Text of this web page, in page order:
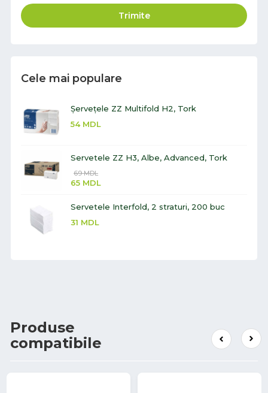
Trimite
Cele mai populare
Șervețele ZZ Multifold H2, Tork
54 MDL
Servetele ZZ H3, Albe, Advanced, Tork
69MDL
65 MDL
Servetele Interfold, 2 straturi, 200 buc
31 MDL
Produse
compatibile